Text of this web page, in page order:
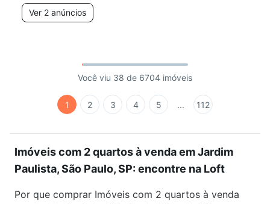
Ver 2 anúncios
Você viu 38 de 6704 imóveis
1 2 3 4 5 ... 112
Imóveis com 2 quartos à venda em Jardim
Paulista, São Paulo, SP: encontre na Loft
Por que comprar Imóveis com 2 quartos à venda